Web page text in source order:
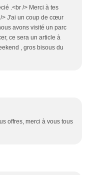
.<br /> Merci à tes
> J'ai un coup de cœur
avons visité un parc
ce sera un article à
, gros bisous du
offres, merci à vous tous